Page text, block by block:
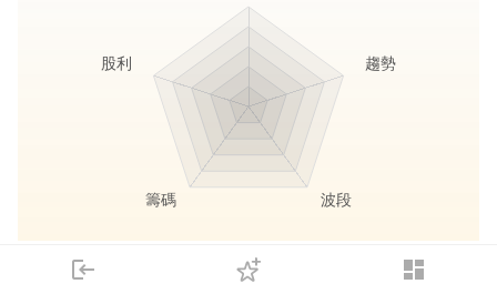
login dashboard
下單
長線價值 存股收息
趨勢
波段
籌碼
股利